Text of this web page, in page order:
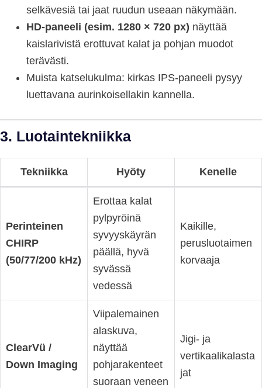
selkävesiä tai jaat ruudun useaan näkymään.
HD-paneeli (esim. 1280 × 720 px) näyttää
kaislarivistä erottuvat kalat ja pohjan muodot
terävästi.
Muista katselukulma: kirkas IPS-paneeli pysyy
luettavana aurinkoisellakin kannella.
3. Luotain­tekniikka
Tekniikka Hyöty Kenelle
Perinteinen
CHIRP
(50/77/200 kHz)
Erottaa kalat
pylpyröinä
syvyyskäyrän
päällä, hyvä
syvässä
vedessä
Kaikille,
perusluotaimen
korvaaja
ClearVü /
Down Imaging
Viipalemainen
alas­kuva,
näyttää
pohjarakenteet
suoraan veneen
Jigi- ja
vertikaalikalasta
jat